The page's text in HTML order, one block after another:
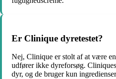
Er Clinique dyretestet?
Nej, Clinique er stolt af at være
udfører ikke dyreforsøg.
dyr, og de bruger kun